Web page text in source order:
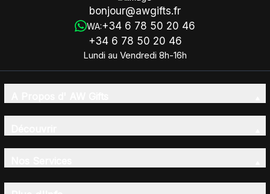
bonjour@awgifts.fr
WA:+34 6 78 50 20 46
+34 6 78 50 20 46
Lundi au Vendredi 8h-16h